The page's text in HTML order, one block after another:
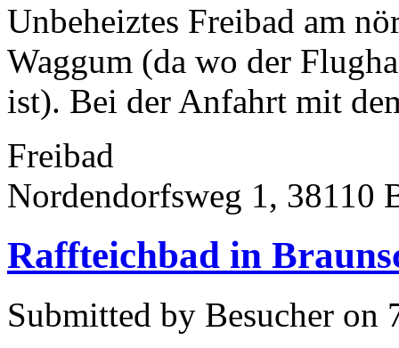
Unbeheiztes Freibad am
Waggum (da wo der
ist). Bei der Anfahrt mit
Freibad
Nordendorfsweg 1, 38110
Raffteichbad in
Submitted by Besucher on